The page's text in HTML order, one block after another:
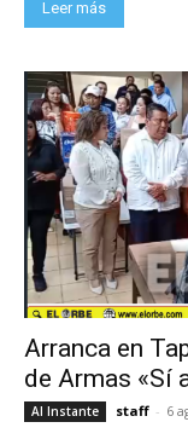
Leer más
Arranca en
de Armas «Sí
Al Instante staff - 6